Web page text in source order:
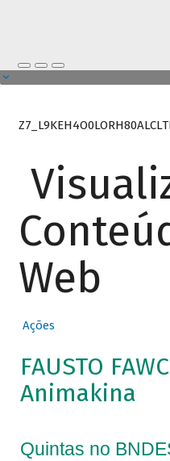
Web
Ações
FAUSTO
Animakina
Quintas no